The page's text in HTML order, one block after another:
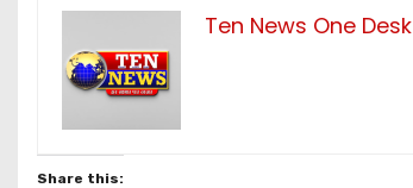
Ten News One Desk
Share this: